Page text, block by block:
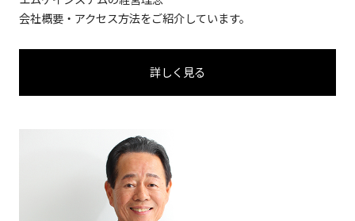
会社概要・アクセス方法をご紹介しています。
詳しく見る